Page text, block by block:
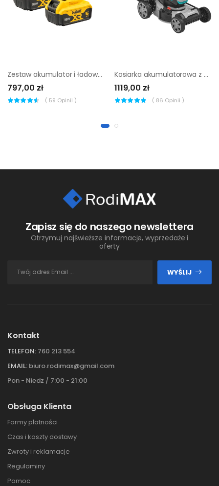
Zestaw akumulator i ładowarka 18V 2x5Ah DCB1104P2-QW DEWALT
797,00 zł
( 59 Opinii )
Kosiarka akumulatorowa z napędem Sterwins 40V 5 Ah
1119,00 zł
( 86 Opinii )
Zapisz się do naszego newslettera
Otrzymuj najświeższe informacje, wyprzedaże i
oferty
WYŚLIJ
Kontakt
TELEFON: 760 213 554
EMAIL: biuro.rodimax@gmail.com
Pon - Niedz / 7:00 - 21:00
Obsługa Klienta
Formy płatności
Czas i koszty dostawy
Zwroty i reklamacje
Regulaminy
Pomoc